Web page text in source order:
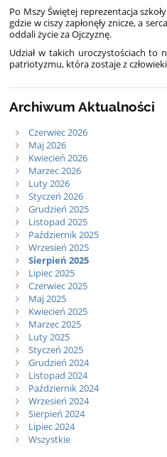
Po Mszy Świętej reprezentacja
gdzie w ciszy zapłonęły znicze, a
oddali życie za Ojczyznę.
Udział w takich uroczystościach
patriotyzmu, która zostaje z
Archiwum Aktualności
Czerwiec 2026
Maj 2026
Kwiecień 2026
Marzec 2026
Luty 2026
Styczeń 2026
Grudzień 2025
Listopad 2025
Październik 2025
Wrzesień 2025
Sierpień 2025
Lipiec 2025
Czerwiec 2025
Maj 2025
Kwiecień 2025
Marzec 2025
Luty 2025
Styczeń 2025
Grudzień 2024
Listopad 2024
Październik 2024
Wrzesień 2024
Sierpień 2024
Lipiec 2024
Wszystkie